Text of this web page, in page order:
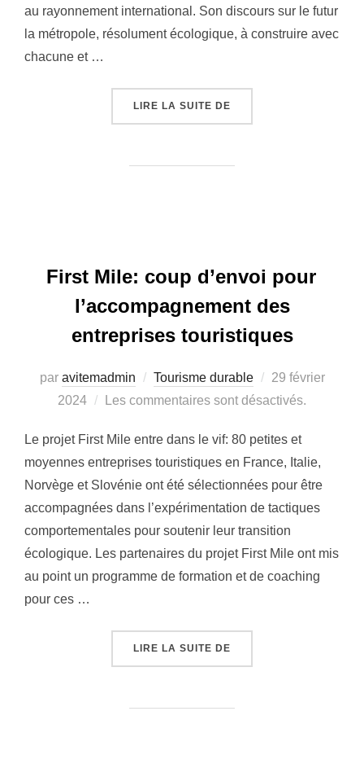
au rayonnement international. Son discours sur le futur
la métropole, résolument écologique, à construire avec
chacune et …
LIRE LA SUITE DE
First Mile: coup d’envoi pour
l’accompagnement des
entreprises touristiques
par avitemadmin Tourisme durable
Publié
le
29 février
2024
Les commentaires sont désactivés.
Le projet First Mile entre dans le vif: 80 petites et
moyennes entreprises touristiques en France, Italie,
Norvège et Slovénie ont été sélectionnées pour être
accompagnées dans l’expérimentation de tactiques
comportementales pour soutenir leur transition
écologique. Les partenaires du projet First Mile ont mis
au point un programme de formation et de coaching
pour ces …
LIRE LA SUITE DE